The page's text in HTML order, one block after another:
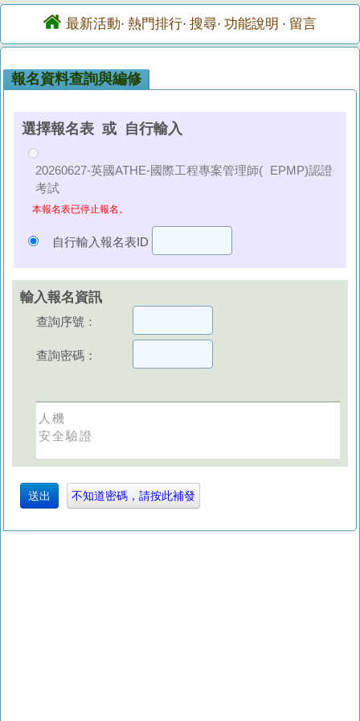
最新活動· 熱門排行· 搜尋· 功能說明 · 留言
報名資料查詢與編修
選擇報名表 或 自行輸入
20260627-英國ATHE-國際工程專案管理師( EPMP)認證
考試
本報名表已停止報名。
自行輸入報名表ID
輸入報名資訊
查詢序號：
查詢密碼：
人機
安全驗證